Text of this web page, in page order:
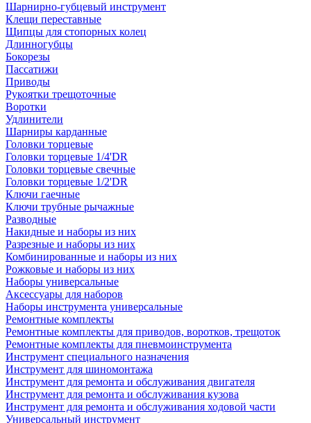
Шарнирно-губцевый инструмент
Клещи переставные
Щипцы для стопорных колец
Длинногубцы
Бокорезы
Пассатижи
Приводы
Рукоятки трещоточные
Воротки
Удлинители
Шарниры карданные
Головки торцевые
Головки торцевые 1/4'DR
Головки торцевые свечные
Головки торцевые 1/2'DR
Ключи гаечные
Ключи трубные рычажные
Разводные
Накидные и наборы из них
Разрезные и наборы из них
Комбинированные и наборы из них
Рожковые и наборы из них
Наборы универсальные
Аксессуары для наборов
Наборы инструмента универсальные
Ремонтные комплекты
Ремонтные комплекты для приводов, воротков, трещоток
Ремонтные комплекты для пневмоинструмента
Инструмент специального назначения
Инструмент для шиномонтажа
Инструмент для ремонта и обслуживания двигателя
Инструмент для ремонта и обслуживания кузова
Инструмент для ремонта и обслуживания ходовой части
Универсальный инструмент